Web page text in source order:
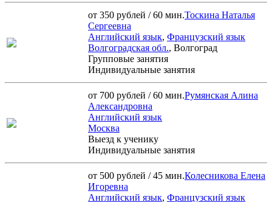
от 350 рублей / 60 мин.Тоскина Наталья
Сергеевна
Английский язык, Французский язык
Волгоградская обл., Волгоград
Групповые занятия
Индивидуальные занятия
от 700 рублей / 60 мин.Румянская Алина
Александровна
Английский язык
Москва
Выезд к ученику
Индивидуальные занятия
от 500 рублей / 45 мин.Колесникова Елена
Игоревна
Английский язык, Французский язык